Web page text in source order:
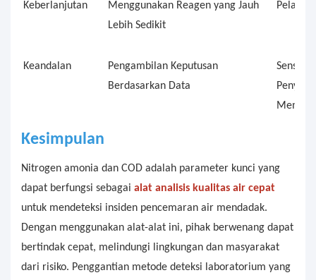
Keberlanjutan
Menggunakan Reagen yang Jauh
Lebih Sedikit
Keandalan
Pengambilan Keputusan
Berdasarkan Data
Sensor
Kesimpulan
Nitrogen amonia dan COD adalah parameter kunci yang
dapat berfungsi sebagai alat analisis kualitas air cepat
untuk mendeteksi insiden pencemaran air mendadak.
Dengan menggunakan alat-alat ini, pihak berwenang dapat
bertindak cepat, melindungi lingkungan dan masyarakat
dari risiko. Penggantian metode deteksi laboratorium yang